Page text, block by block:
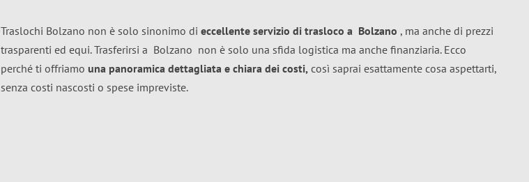
Traslochi Bolzano non è solo sinonimo di eccellente servizio di trasloco a Bolzano , ma anche di prezzi
trasparenti ed equi. Trasferirsi a Bolzano non è solo una sfida logistica ma anche finanziaria. Ecco
perché ti offriamo una panoramica dettagliata e chiara dei costi, così saprai esattamente cosa aspettarti,
senza costi nascosti o spese impreviste.